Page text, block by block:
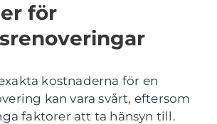
för
kostnaderna för en
kan vara svårt, eftersom
faktorer att ta hänsyn till.